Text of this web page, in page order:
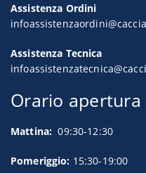
Assistenza Ordini
Assistenza Tecnica
Orario
Mattina: 09:30-12:30
Pomeriggio: 15:30-19:00